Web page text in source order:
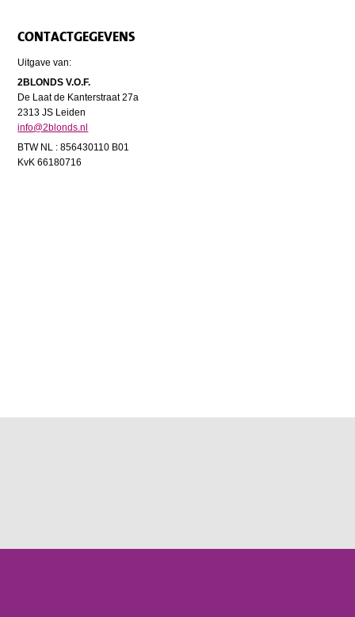
CONTACTGEGEVENS
Uitgave van:
2BLONDS V.O.F.
De Laat de Kanterstraat 27a
2313 JS Leiden
info@2blonds.nl
BTW NL : 856430110 B01
KvK 66180716